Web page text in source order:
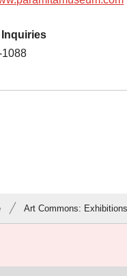
Inquiries
1088
Art Commons: